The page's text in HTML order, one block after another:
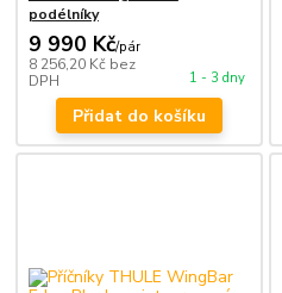
podélníky
9 990 Kč/pár
8 256,20 Kč bez
DPH
1 - 3 dny
Přidat do košíku